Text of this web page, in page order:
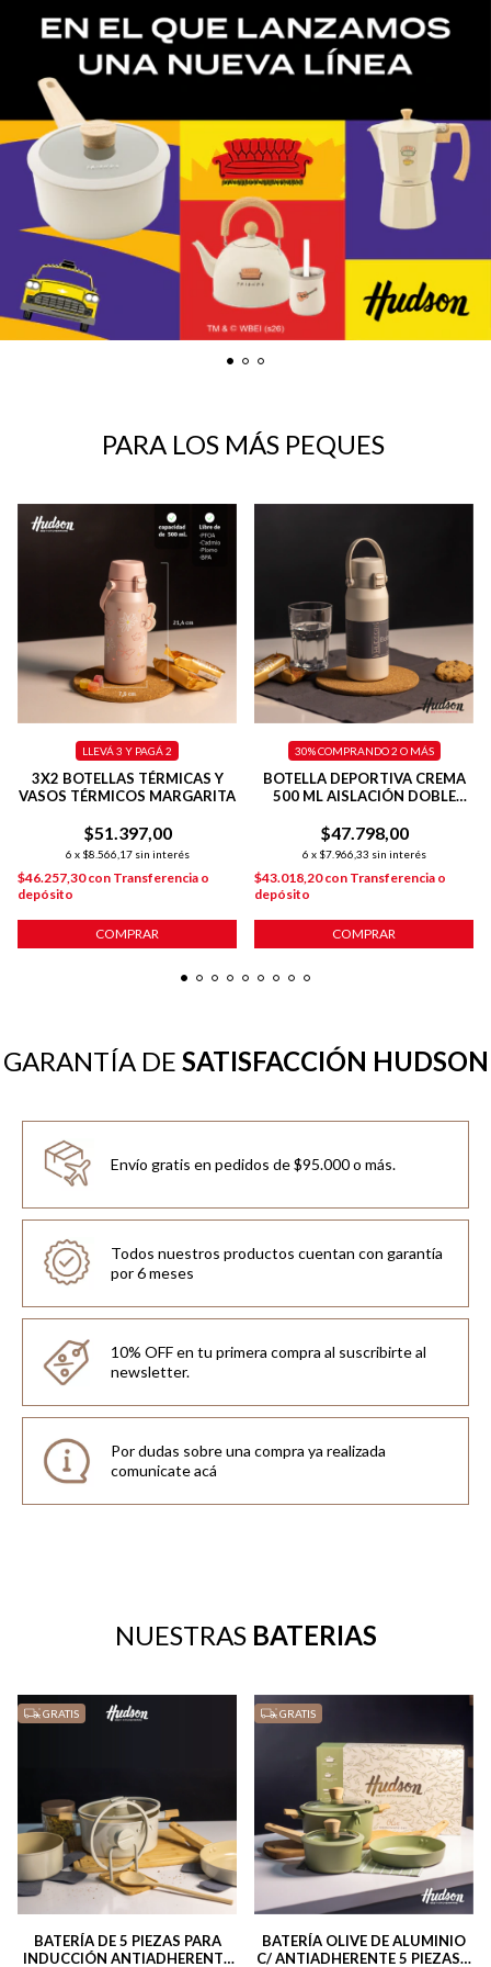
PARA LOS MÁS PEQUES
3X2 BOTELLAS TÉRMICAS Y
VASOS TÉRMICOS MARGARITA
$51.397,00
6 x $8.566,17 sin interés
LLEVÁ 3 Y PAGÁ 2
$46.257,30con Transferencia o
depósito
COMPRAR
BOTELLA DEPORTIVA CREMA
500 ML AISLACIÓN DOBLE
$47.798,00
6 x $7.966,33 sin interés
30%COMPRANDO 2 O MÁS
$43.018,20con Transferencia o
depósito
COMPRAR
GARANTÍA DE SATISFACCIÓN HUDSON
Envío gratis en pedidos de $95.000 o más.
Todos nuestros productos cuentan con garantía
por 6 meses
10% OFF en tu primera compra al suscribirte al
newsletter.
Por dudas sobre una compra ya realizada
comunicate acá
NUESTRAS BATERIAS
GRATIS
BATERÍA DE 5 PIEZAS PARA
INDUCCIÓN ANTIADHERENTE
GRATIS
BATERÍA OLIVE DE ALUMINIO
C/ ANTIADHERENTE 5 PIEZAS +